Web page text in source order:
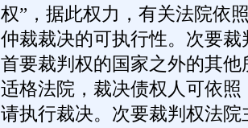
权”，据此权力，有关法院依
仲裁裁决的可执行性。次要
首要裁判权的国家之外的其
适格法院，裁决债权人可依
请执行裁决。次要裁判权法